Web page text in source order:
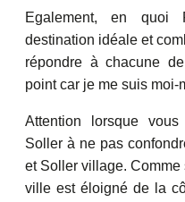
Egalement, en
destination idéale et
répondre à chacune
point car je me suis moi-
Attention lorsque
Soller à ne pas
et Soller village.
ville est éloigné de la